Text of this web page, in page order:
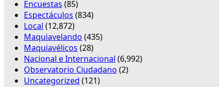
Encuestas (85)
Espectáculos (834)
Local (12,872)
Maquiavelando (435)
Maquiavélicos (28)
Nacional e Internacional (6,992)
Observatorio Ciudadano (2)
Uncategorized (121)